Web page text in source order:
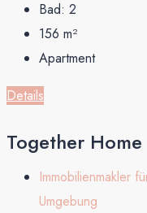
Bad: 2
156 m²
Apartment
Details
Together
Immobilienmakler
Umgebung